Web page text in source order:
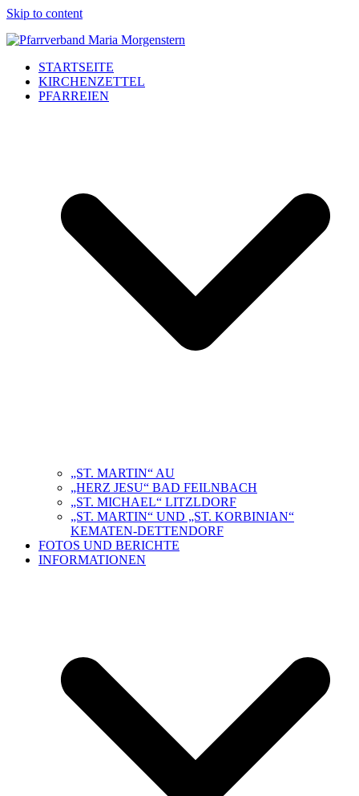
Skip to content
STARTSEITE
KIRCHENZETTEL
PFARREIEN
„ST. MARTIN“ AU
„HERZ JESU“ BAD FEILNBACH
„ST. MICHAEL“ LITZLDORF
„ST. MARTIN“ UND „ST. KORBINIAN“
KEMATEN-DETTENDORF
FOTOS UND BERICHTE
INFORMATIONEN